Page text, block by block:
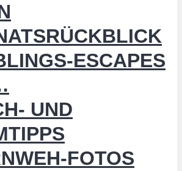
ESCAPES
UND
FOTOS